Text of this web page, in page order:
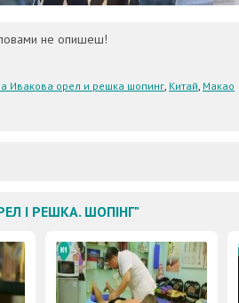
не опишеш!
Ивакова орел и решка шопинг, Китай, Макао
І РЕШКА. ШОПІНГ"